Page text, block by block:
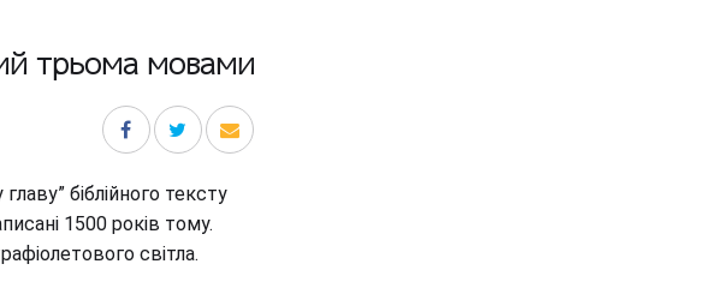
трьома мовами
біблійного тексту
1500 років тому.
світла.